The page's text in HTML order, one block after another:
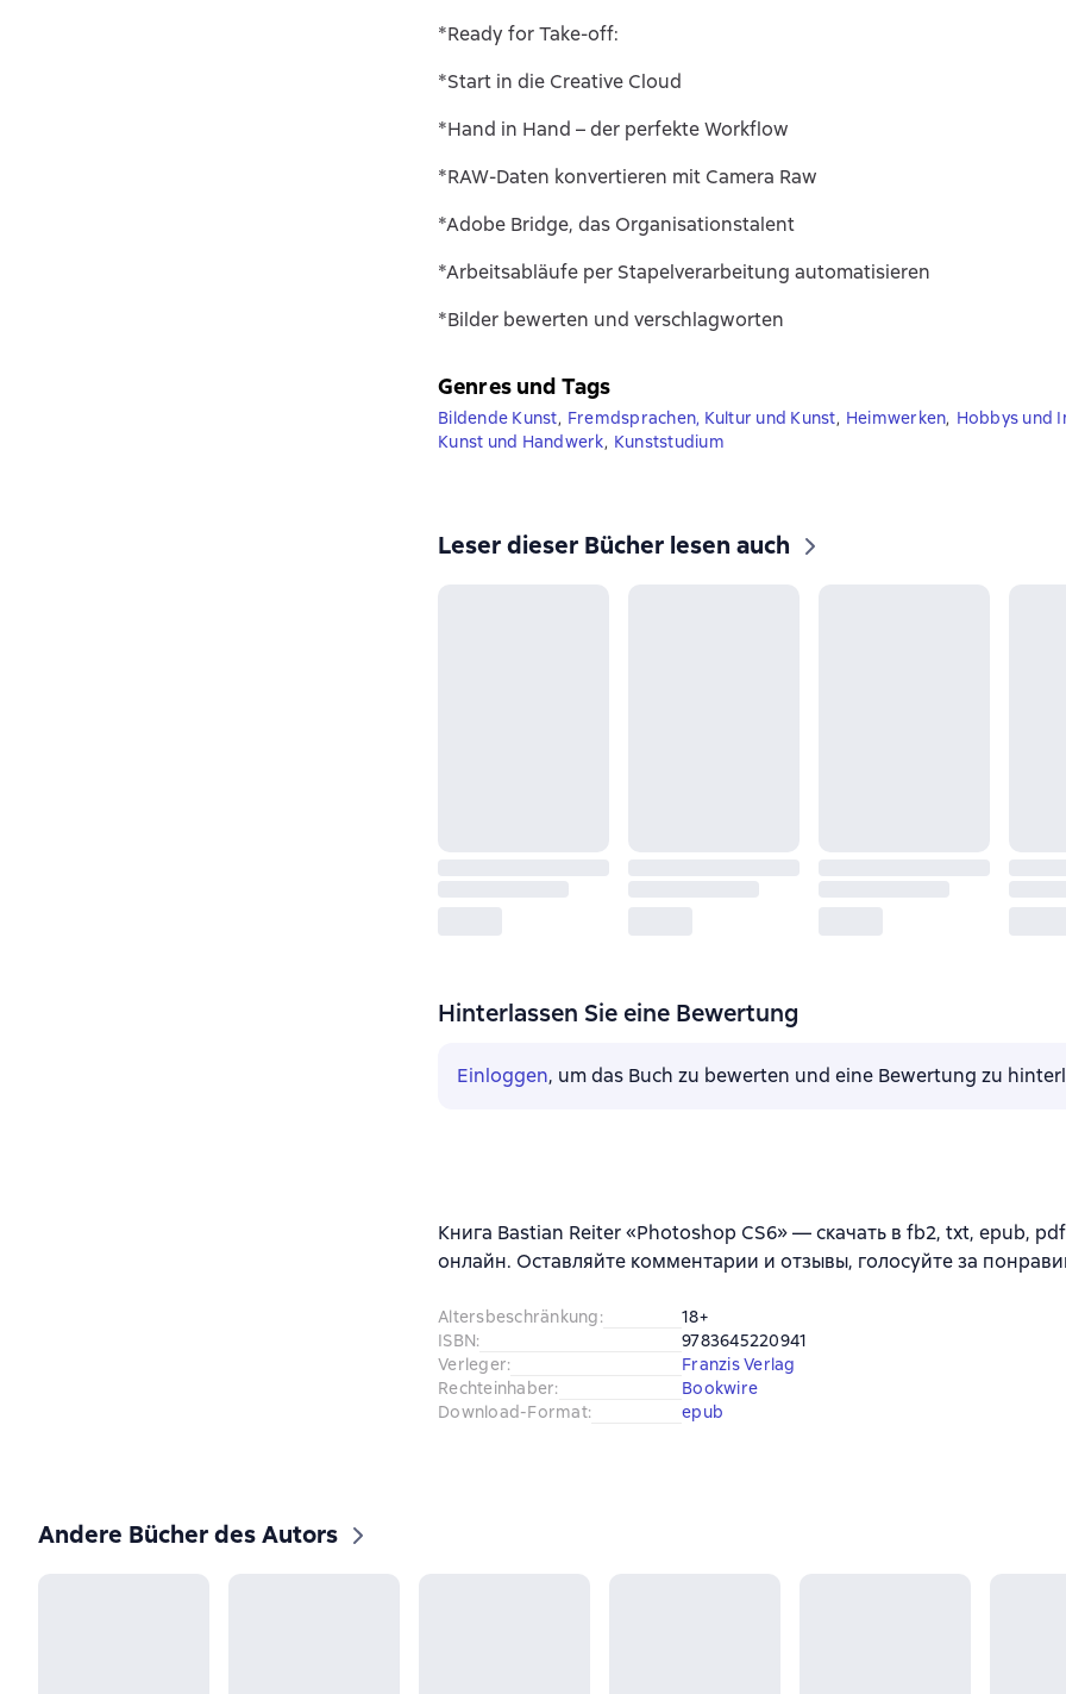
*Ready for Take-off:
*Start in die Creative Cloud
*Hand in Hand – der perfekte Workflow
*RAW-Daten konvertieren mit Camera Raw
*Adobe Bridge, das Organisationstalent
*Arbeitsabläufe per Stapelverarbeitung automatisieren
*Bilder bewerten und verschlagworten
Genres und Tags
Bildende Kunst, Fremdsprachen, Kultur und Kunst, Heimwerken, Hobbys und
Kunst und Handwerk, Kunststudium
Leser dieser Bücher lesen auch
Hinterlassen Sie eine Bewertung
Einloggen, um das Buch zu bewerten und eine Bewertung zu
Книга Bastian Reiter «Photoshop CS6» — скачать в fb2, txt, epub,
онлайн. Оставляйте комментарии и отзывы, голосуйте за
Altersbeschränkung:
18+
ISBN:
9783645220941
Verleger:
Franzis Verlag
Rechteinhaber:
Bookwire
Download-Format: epub
Andere Bücher des Autors